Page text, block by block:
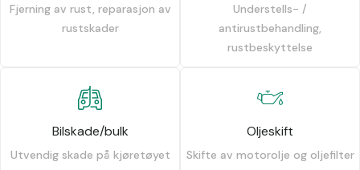
Fjerning av rust, reparasjon av
rustskader
Understells- /
antirustbehandling,
rustbeskyttelse
Bilskade/bulk
Utvendig skade på kjøretøyet
Oljeskift
Skifte av motorolje og oljefilter